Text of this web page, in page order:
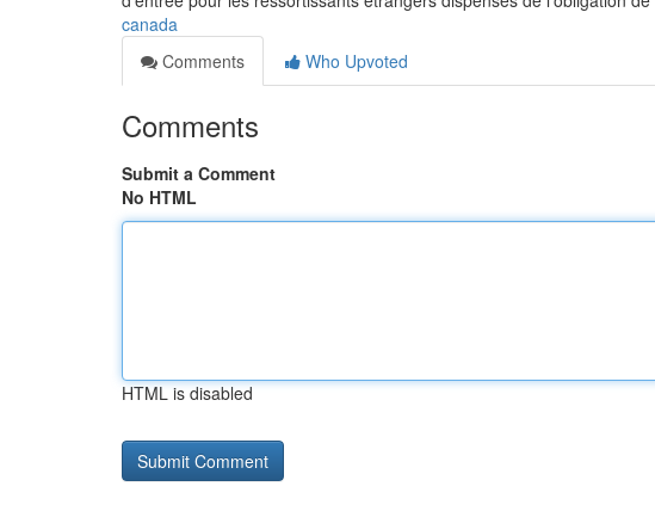
canada
Comments
Who Upvoted
Comments
Submit a Comment
No HTML
HTML is disabled